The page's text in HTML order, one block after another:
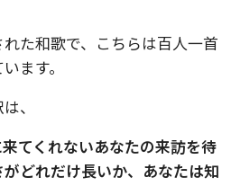
れた和歌で、こちらは百人一首
ます。
、
来てくれないあなたの来訪を待
どれだけ長いか、あなたは知